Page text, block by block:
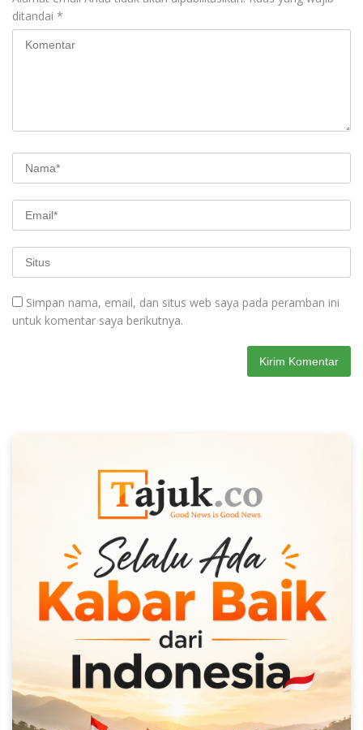
ditandai *
Simpan nama, email, dan situs web saya pada peramban ini
untuk komentar saya berikutnya.